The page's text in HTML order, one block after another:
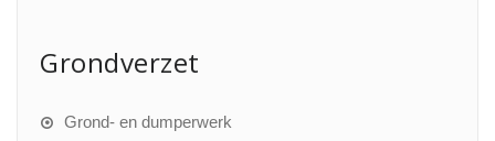
Grondverzet
Grond- en dumperwerk